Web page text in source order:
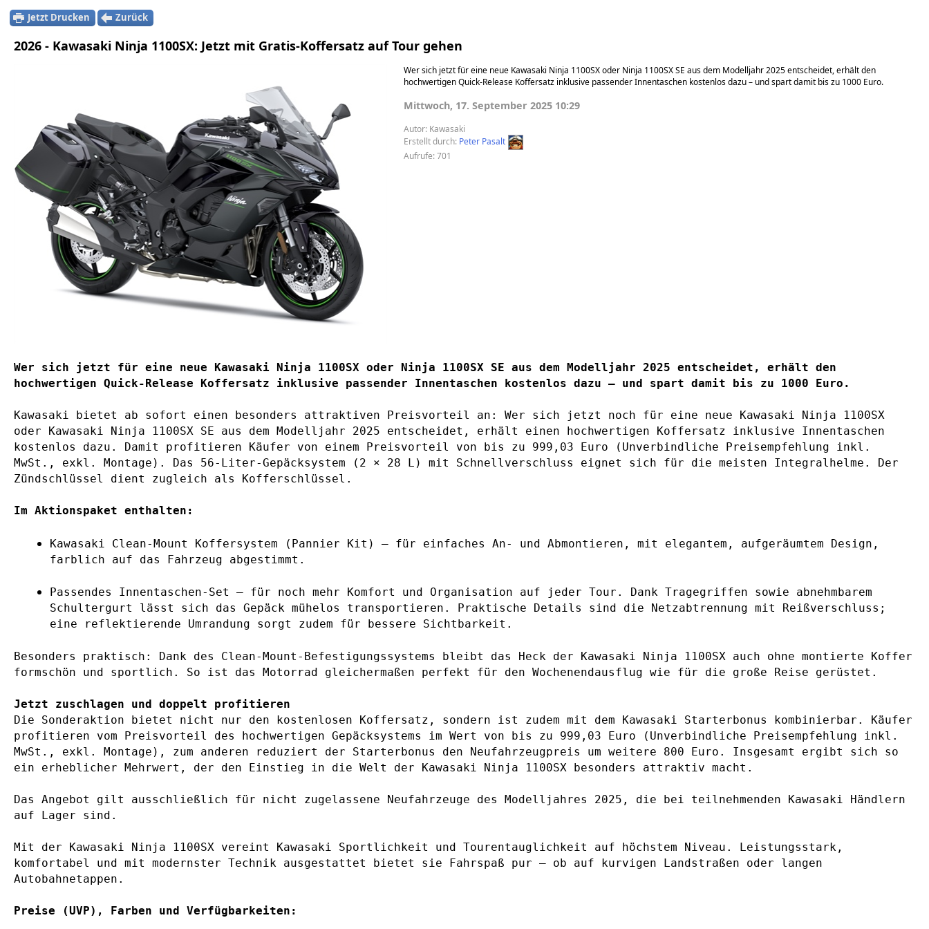
Jetzt Drucken Zurück
2026 - Kawasaki Ninja 1100SX: Jetzt mit Gratis-Koffersatz auf Tour gehen
Wer sich jetzt für eine neue Kawasaki Ninja 1100SX oder Ninja 1100SX SE aus dem Modelljahr 2025 entscheidet, erhält den
hochwertigen Quick-Release Koffersatz inklusive passender Innentaschen kostenlos dazu – und spart damit bis zu 1000 Euro.
Mittwoch, 17. September 2025 10:29
Autor: Kawasaki
Erstellt durch: Peter Pasalt
Aufrufe: 701
Wer sich jetzt für eine neue Kawasaki Ninja 1100SX oder Ninja 1100SX SE aus dem Modelljahr 2025 entscheidet, erhält den
Kawasaki bietet ab sofort einen besonders attraktiven Preisvorteil an: Wer sich jetzt noch für eine neue Kawasaki Ninja 1100SX
oder Kawasaki Ninja 1100SX SE aus dem Modelljahr 2025 entscheidet, erhält einen hochwertigen Koffersatz inklusive Innentaschen
kostenlos dazu. Damit profitieren Käufer von einem Preisvorteil von bis zu 999,03 Euro (Unverbindliche Preisempfehlung inkl.
MwSt., exkl. Montage). Das 56-Liter-Gepäcksystem (2 × 28 L) mit Schnellverschluss eignet sich für die meisten Integralhelme. Der
Zündschlüssel dient zugleich als Kofferschlüssel.
Im Aktionspaket enthalten:
Kawasaki Clean-Mount Koffersystem (Pannier Kit) – für einfaches An- und Abmontieren, mit elegantem, aufgeräumtem Design,
farblich auf das Fahrzeug abgestimmt.
Passendes Innentaschen-Set – für noch mehr Komfort und Organisation auf jeder Tour. Dank Tragegriffen sowie abnehmbarem
Schultergurt lässt sich das Gepäck mühelos transportieren. Praktische Details sind die Netzabtrennung mit Reißverschluss;
eine reflektierende Umrandung sorgt zudem für bessere Sichtbarkeit.
Besonders praktisch: Dank des Clean-Mount-Befestigungssystems bleibt das Heck der Kawasaki Ninja 1100SX auch ohne montierte Koffer
formschön und sportlich. So ist das Motorrad gleichermaßen perfekt für den Wochenendausflug wie für die große Reise gerüstet.
Jetzt zuschlagen und doppelt profitieren
Die Sonderaktion bietet nicht nur den kostenlosen Koffersatz, sondern ist zudem mit dem Kawasaki Starterbonus kombinierbar. Käufer
profitieren vom Preisvorteil des hochwertigen Gepäcksystems im Wert von bis zu 999,03 Euro (Unverbindliche Preisempfehlung inkl.
MwSt., exkl. Montage), zum anderen reduziert der Starterbonus den Neufahrzeugpreis um weitere 800 Euro. Insgesamt ergibt sich so
ein erheblicher Mehrwert, der den Einstieg in die Welt der Kawasaki Ninja 1100SX besonders attraktiv macht.
Das Angebot gilt ausschließlich für nicht zugelassene Neufahrzeuge des Modelljahres 2025, die bei teilnehmenden Kawasaki Händlern
auf Lager sind.
Mit der Kawasaki Ninja 1100SX vereint Kawasaki Sportlichkeit und Tourentauglichkeit auf höchstem Niveau. Leistungsstark,
komfortabel und mit modernster Technik ausgestattet bietet sie Fahrspaß pur – ob auf kurvigen Landstraßen oder langen
Autobahnetappen.
Preise (UVP), Farben und Verfügbarkeiten: